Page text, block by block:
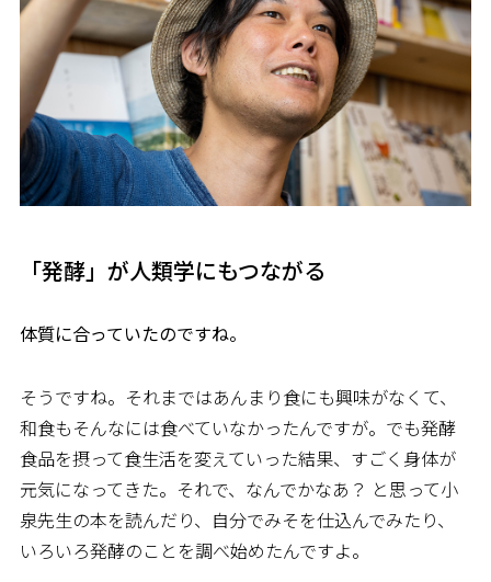
「発酵」が人類学にもつながる
――体質に合っていたのですね。
そうですね。それまではあんまり食にも興味がなくて、
和食もそんなには食べていなかったんですが。でも発酵
食品を摂って食生活を変えていった結果、すごく身体が
元気になってきた。それで、なんでかなあ？ と思って小
泉先生の本を読んだり、自分でみそを仕込んでみたり、
いろいろ発酵のことを調べ始めたんですよ。